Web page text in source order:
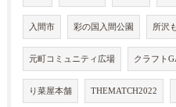
入間市 彩の国入間公園 所沢
元町コミュニティ広場 クラフト
り菜屋本舗 THEMATCH2022